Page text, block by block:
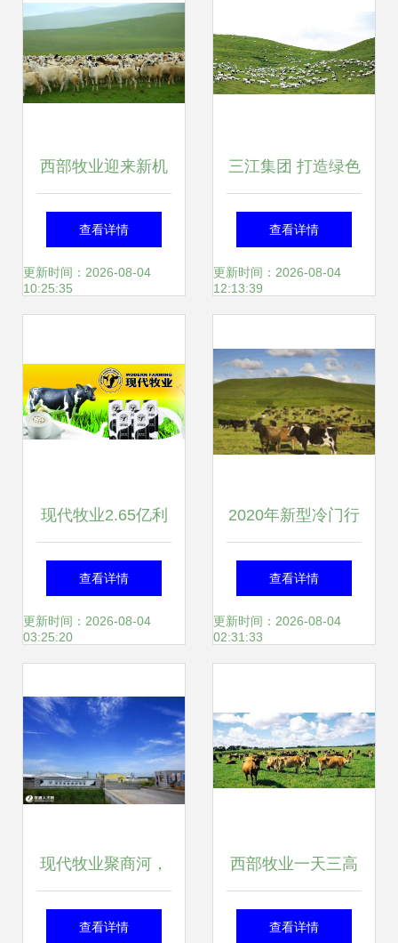
西部牧业迎来新机
遇 娃哈哈、旺旺落
地石河子，共筑乳
查看详情
更新时间：2026-08-04
10:25:35
三江集团 打造绿色
有机农牧业示范企
业的使命与实践
查看详情
更新时间：2026-08-04
12:13:39
现代牧业2.65亿利
润蒸发 奶业寒冬下
的行业突围之路
查看详情
更新时间：2026-08-04
03:25:20
2020年新型冷门行
业 牧业的崛起与机
遇
查看详情
更新时间：2026-08-04
02:31:33
现代牧业聚商河，
牧业转型启新篇
查看详情
西部牧业一天三高
管离职 业绩不振引
查看详情